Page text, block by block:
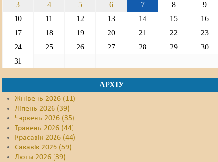
3
4 5 6 7 8
9
10
11 12 13 14 15
16
17
18 19 20 21 22
23
24
25 26 27 28 29
30
31
АРХІЎ
Жнівень 2026 (11)
Ліпень 2026 (39)
Чэрвень 2026 (35)
Травень 2026 (44)
Красавік 2026 (44)
Сакавік 2026 (59)
Люты 2026 (39)